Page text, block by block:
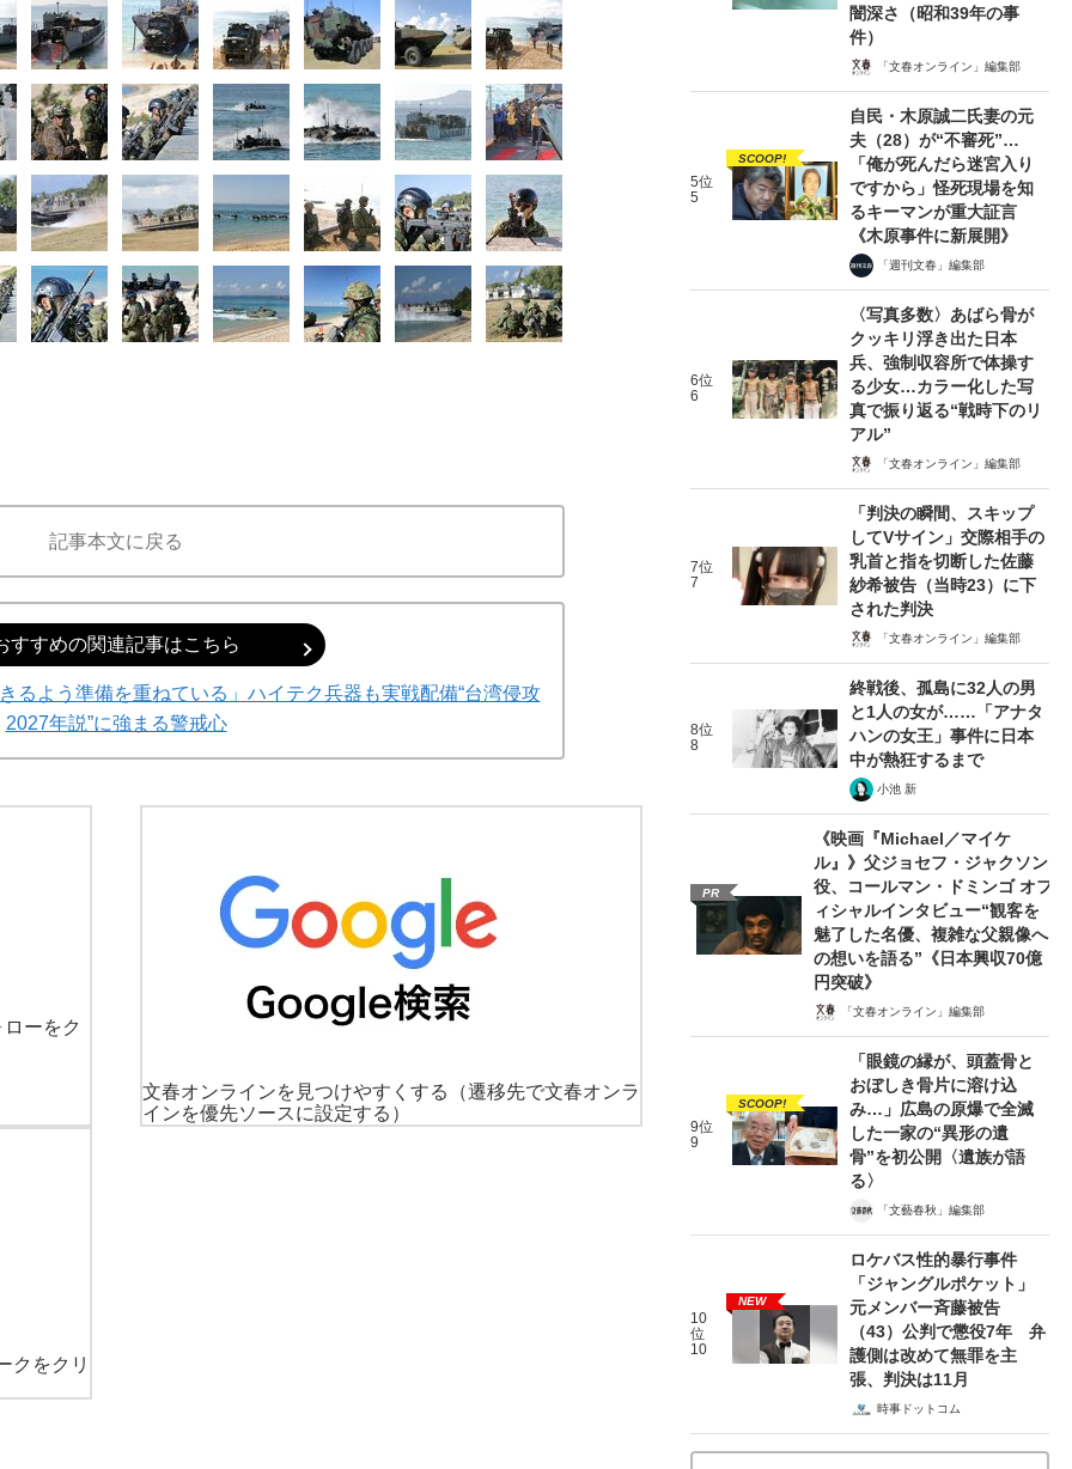
記事本文に戻る
すすめの関連記事はこちら
るよう準備を重ねている」ハイテク兵器も実戦配備“台湾侵攻
2027年説”に強まる警戒心
ーをク
文春オンラインを見つけやすくする
（遷移先で文春オンラ
インを優先ソースに設定する）
クをクリ
闇深さ（昭和39年の事
件）
「文春オンライン」編集部
5位
5
SCOOP!
自民・木原誠二氏妻の元
夫（28）が“不審死”…
「俺が死んだら迷宮入り
ですから」怪死現場を知
るキーマンが重大証言
《木原事件に新展開》
「週刊文春」編集部
6位
6
〈写真多数〉あばら骨が
クッキリ浮き出た日本
兵、強制収容所で体操す
る少女…カラー化した写
真で振り返る“戦時下のリ
アル”
「文春オンライン」編集部
7位
7
「判決の瞬間、スキップ
してVサイン」交際相手の
乳首と指を切断した佐藤
紗希被告（当時23）に下
された判決
「文春オンライン」編集部
8位
8
終戦後、孤島に32人の男
と1人の女が……「アナタ
ハンの女王」事件に日本
中が熱狂するまで
小池 新
PR
《映画『Michael／マイケ
ル』》父ジョセフ・ジャクソン
役、コールマン・ドミンゴ オフ
ィシャルインタビュー“観客を
魅了した名優、複雑な父親像へ
の想いを語る”《日本興収70億
円突破》
「文春オンライン」編集部
9位
9
SCOOP!
「眼鏡の縁が、頭蓋骨と
おぼしき骨片に溶け込
み…」広島の原爆で全滅
した一家の“異形の遺
骨”を初公開〈遺族が語
る〉
「文藝春秋」編集部
10
位
10
NEW
ロケバス性的暴行事件
「ジャングルポケット」
元メンバー斉藤被告
（43）公判で懲役7年 弁
護側は改めて無罪を主
張、判決は11月
時事ドットコム